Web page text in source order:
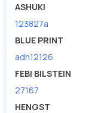
ASHUKI
123827a
BLUE PRINT
adn12126
FEBI BILSTEIN
27167
HENGST